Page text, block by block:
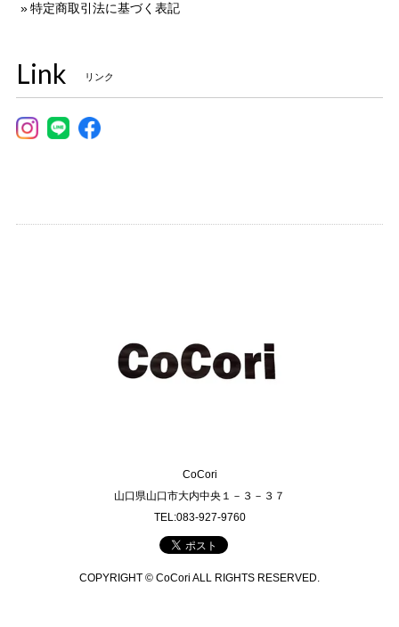
特定商取引法に基づく表記
Link リンク
CoCori
山口県山口市大内中央１－３－３７
TEL:083-927-9760
COPYRIGHT © CoCori ALL RIGHTS RESERVED.